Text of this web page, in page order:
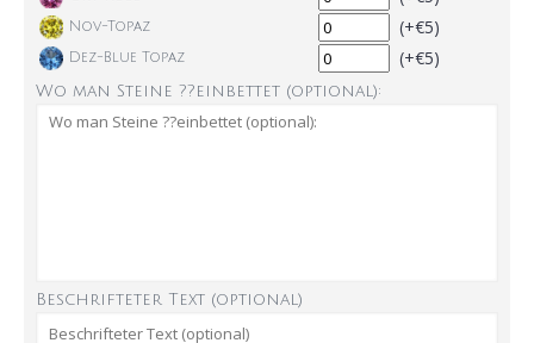
Nov-Topaz (+€5)
Dez-Blue Topaz (+€5)
Wo man Steine ??einbettet (optional):
Beschrifteter Text (optional)